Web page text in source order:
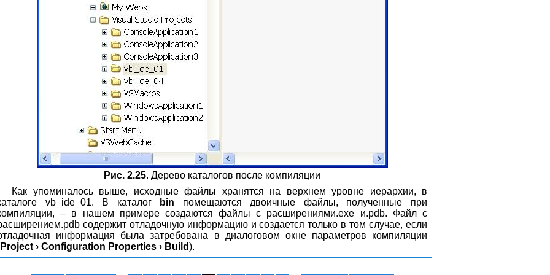
Рис. 2.25. Дерево каталогов после компиляции
Как упоминалось выше, исходные файлы хранятся на верхнем уровне иерархии, в
vb_ide_01. В каталог
bin помещаются двоичные файлы, полученные при
– в нашем примере создаются файлы с расширениями.ехе и.pdb. Файл с
содержит отладочную информацию и создается только в том случае, если
информация была затребована в диалоговом окне параметров компиляции
Project › Configuration Properties › Build).